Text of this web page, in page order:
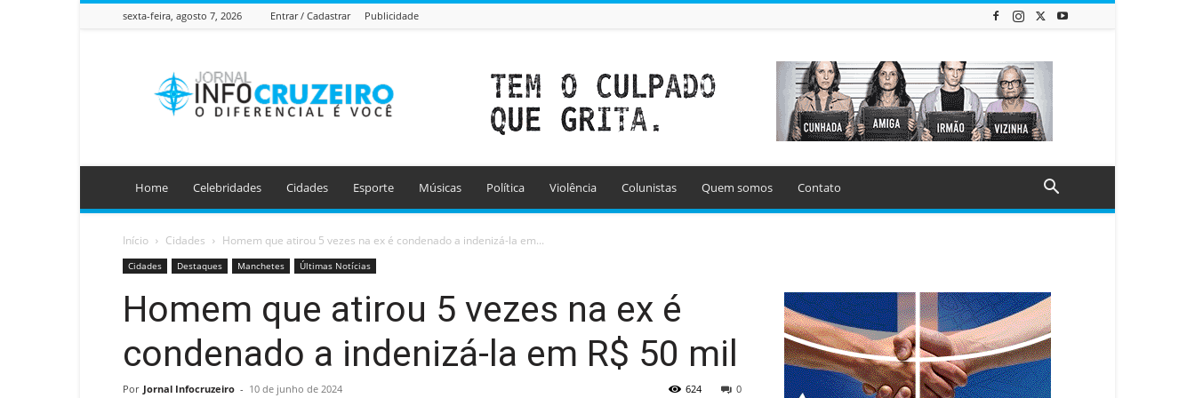
sexta-feira, agosto 7, 2026 Entrar / Cadastrar Publicidade
Info
Cruzeiro
Home Celebridades Cidades Esporte Músicas Política Violência Colunistas Quem somos Contato
Início Cidades Homem que atirou 5 vezes na ex é condenado a indenizá-la em...
Cidades Destaques Manchetes Últimas Notícias
Homem que atirou 5 vezes na ex é
condenado a indenizá-la em R$ 50 mil
Por Jornal Infocruzeiro - 10 de junho de 2024 0
624